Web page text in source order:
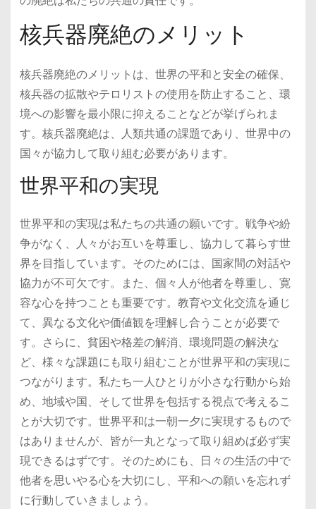
核兵器廃絶のメリット
核兵器廃絶のメリットは、世界の平和と安全の確保、
核兵器の拡散やテロリストの使用を防止すること、環
境への影響を最小限に抑えることなどが挙げられま
す。核兵器廃絶は、人類共通の課題であり、世界中の
国々が協力して取り組む必要があります。
世界平和の実現
世界平和の実現は私たちの共通の願いです。戦争や紛
争がなく、人々がお互いを尊重し、協力して暮らす世
界を目指しています。そのためには、国家間の対話や
協力が不可欠です。また、個々人が他者を尊重し、寛
容な心を持つことも重要です。教育や文化交流を通じ
て、異なる文化や価値観を理解し合うことが必要で
す。さらに、貧困や格差の解消、環境問題の解決な
ど、様々な課題にも取り組むことが世界平和の実現に
つながります。私たち一人ひとりが小さな行動から始
め、地域や国、そして世界を包括する視点で考えるこ
とが大切です。世界平和は一朝一夕に実現するもので
はありませんが、皆が一丸となって取り組めば必ず実
現できるはずです。そのためにも、日々の生活の中で
他者を思いやる心を大切にし、平和への願いを忘れず
に行動していきましょう。